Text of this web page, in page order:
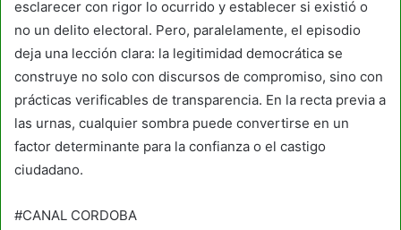
esclarecer con rigor lo ocurrido y establecer si existió o
no un delito electoral. Pero, paralelamente, el episodio
deja una lección clara: la legitimidad democrática se
construye no solo con discursos de compromiso, sino con
prácticas verificables de transparencia. En la recta previa a
las urnas, cualquier sombra puede convertirse en un
factor determinante para la confianza o el castigo
ciudadano.
#CANAL CORDOBA